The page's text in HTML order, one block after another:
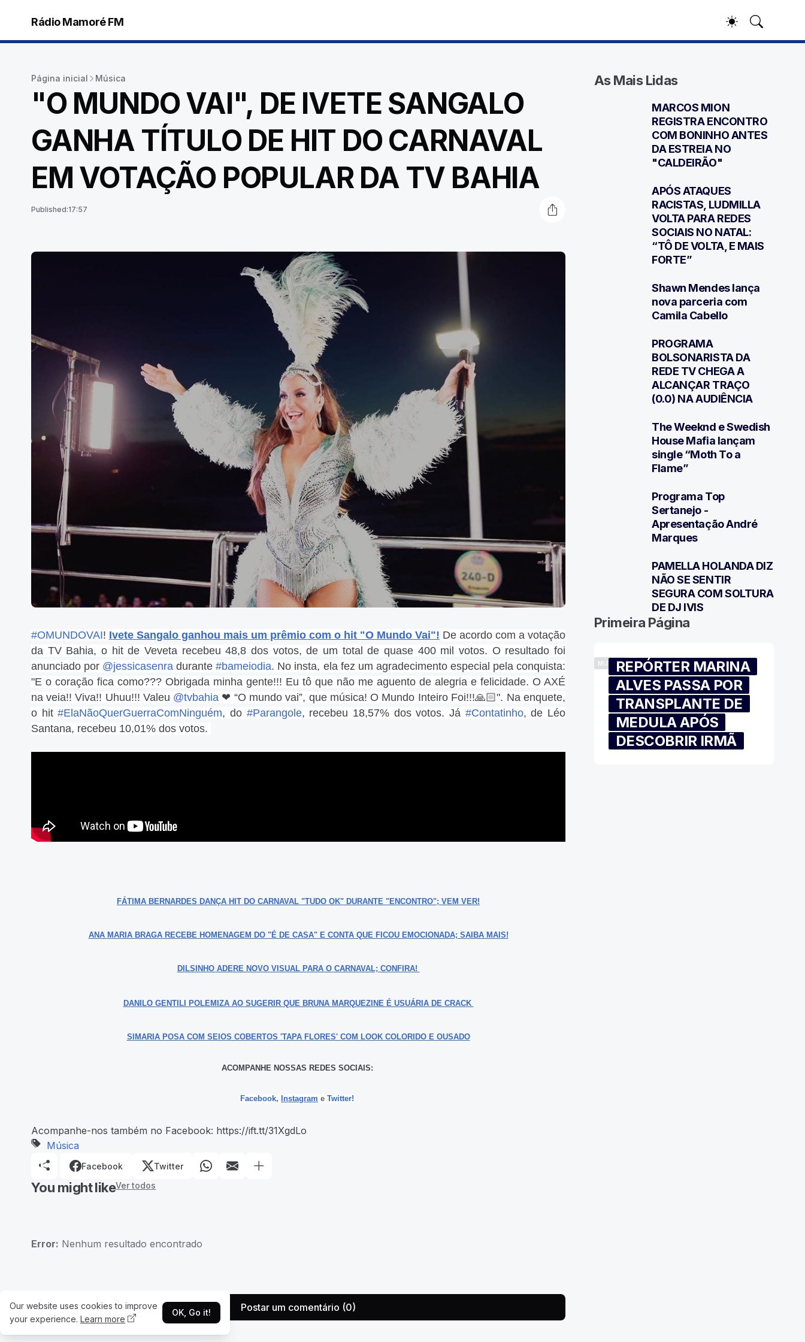
Rádio Mamoré FM
Página inicial Música
"O MUNDO VAI", DE IVETE SANGALO
GANHA TÍTULO DE HIT DO CARNAVAL
EM VOTAÇÃO POPULAR DA TV BAHIA
Published:17:57
#OMUNDOVAI! Ivete Sangalo ganhou mais um prêmio com o hit "O Mundo Vai"! De acordo com a votação
da TV Bahia, o hit de Veveta recebeu 48,8 dos votos, de um total de quase 400 mil votos. O resultado foi
anunciado por @jessicasenra durante#bameiodia. No insta, ela fez um agradecimento especial pela conquista:
"E o coração fica como??? Obrigada minha gente!!! Eu tô que não me aguento de alegria e felicidade. O AXÉ
na veia!! Viva!! Uhuu!!! Valeu @tvbahia ❤ “O mundo vai”, que música! O Mundo Inteiro Foi!!!🙏🏻". Na enquete,
o hit#ElaNãoQuerGuerraComNinguém, do #Parangole, recebeu 18,57% dos votos. Já #Contatinho, de Léo
Santana, recebeu 10,01% dos votos.
FÁTIMA BERNARDES DANÇA HIT DO CARNAVAL "TUDO OK" DURANTE "ENCONTRO"; VEM VER!
ANA MARIA BRAGA RECEBE HOMENAGEM DO "É DE CASA" E CONTA QUE FICOU EMOCIONADA; SAIBA MAIS!
DILSINHO ADERE NOVO VISUAL PARA O CARNAVAL; CONFIRA!
DANILO GENTILI POLEMIZA AO SUGERIR QUE BRUNA MARQUEZINE É USUÁRIA DE CRACK
SIMARIA POSA COM SEIOS COBERTOS 'TAPA FLORES' COM LOOK COLORIDO E OUSADO
ACOMPANHE NOSSAS REDES SOCIAIS:
Facebook, Instagram e Twitter!
Acompanhe-nos também no Facebook: https://ift.tt/31XgdLo
Música
Facebook Twitter
You might likeVer todos
Error: Nenhum resultado encontrado
Postar um comentário (0)
As Mais Lidas
MARCOS MION
REGISTRA ENCONTRO
COM BONINHO ANTES
DA ESTREIA NO
"CALDEIRÃO"
APÓS ATAQUES
RACISTAS, LUDMILLA
VOLTA PARA REDES
SOCIAIS NO NATAL:
“TÔ DE VOLTA, E MAIS
FORTE”
Shawn Mendes lança
nova parceria com
Camila Cabello
PROGRAMA
BOLSONARISTA DA
REDE TV CHEGA A
ALCANÇAR TRAÇO
(0.0) NA AUDIÊNCIA
The Weeknd e Swedish
House Mafia lançam
single “Moth To a
Flame”
Programa Top
Sertanejo -
Apresentação André
Marques
PAMELLA HOLANDA DIZ
NÃO SE SENTIR
SEGURA COM SOLTURA
DE DJ IVIS
Primeira Página
MÚSICAREPÓRTER MARINA
ALVES PASSA POR
TRANSPLANTE DE
MEDULA APÓS
DESCOBRIR IRMÃ
Our website uses cookies to improve
your experience. Learn more
OK, Go it!